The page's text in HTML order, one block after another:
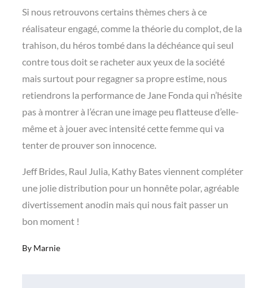
Si nous retrouvons certains thèmes chers à ce
réalisateur engagé, comme la théorie du complot, de la
trahison, du héros tombé dans la déchéance qui seul
contre tous doit se racheter aux yeux de la société
mais surtout pour regagner sa propre estime, nous
retiendrons la performance de Jane Fonda qui n’hésite
pas à montrer à l’écran une image peu flatteuse d’elle-
même et à jouer avec intensité cette femme qui va
tenter de prouver son innocence.
Jeff Brides, Raul Julia, Kathy Bates viennent compléter
une jolie distribution pour un honnête polar, agréable
divertissement anodin mais qui nous fait passer un
bon moment !
By Marnie